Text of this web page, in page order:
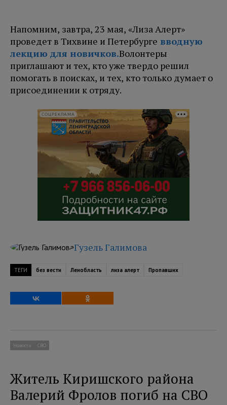
Напомним, завтра, 23 мая, «Лиза Алерт»
проведет в Тихвине и Петербурге вводную
лекцию для новичков.Волонтеры
приглашают и тех, кто уже твердо решил
помогать в поисках, и тех, кто только думает о
присоединении к отряду.
СОЦРЕКЛАМА
Гузель Галимова
ТЕГИ без вести Ленобласть лиза алерт Пропавших
Новости СВО
Житель Киришского района
Валерий Фролов погиб на СВО